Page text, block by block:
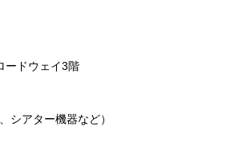
ードウェイ3階
シアター機器など）